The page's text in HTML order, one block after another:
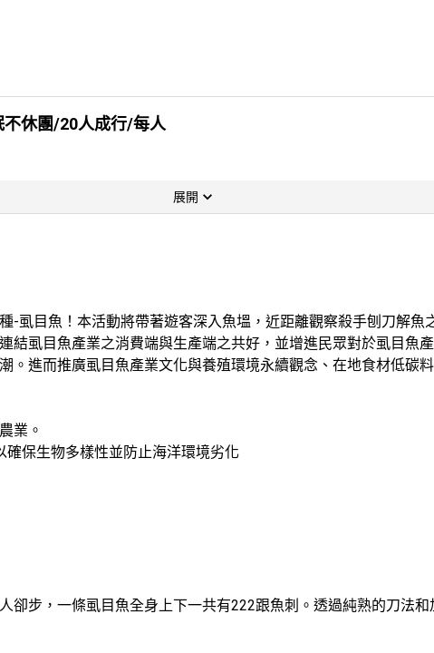
休團/20人成行/每人
展開
-虱目魚！本活動將帶著遊客深入魚塭，近距離觀察殺手刨刀解
結虱目魚產業之消費端與生產端之共好，並增進民眾對於虱目魚
。進而推廣虱目魚產業文化與養殖環境永續觀念、在地食材低碳
業。
確保生物多樣性並防止海洋環境劣化
卻步，一條虱目魚全身上下一共有222跟魚刺。透過純熟的刀法